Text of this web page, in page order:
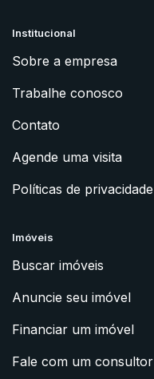
Institucional
Sobre a empresa
Trabalhe conosco
Contato
Agende uma visita
Políticas de privacidade
Imóveis
Buscar imóveis
Anuncie seu imóvel
Financiar um imóvel
Fale com um consultor